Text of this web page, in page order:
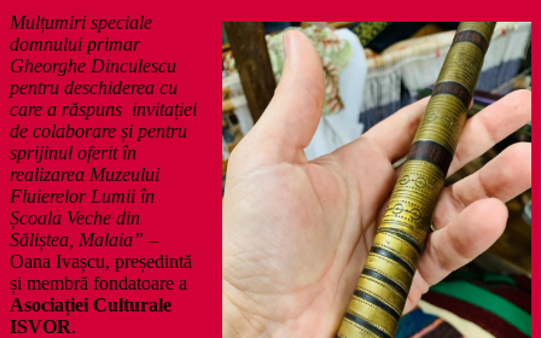
Mulțumiri speciale
domnului primar
Gheorghe Dinculescu
pentru deschiderea cu
care a răspuns invitației
de colaborare și pentru
sprijinul oferit în
realizarea Muzeului
Fluierelor Lumii în
Școala Veche din
Săliștea, Malaia” –
Oana Ivașcu, președintă
și membră fondatoare a
Asociației Culturale
ISVOR.